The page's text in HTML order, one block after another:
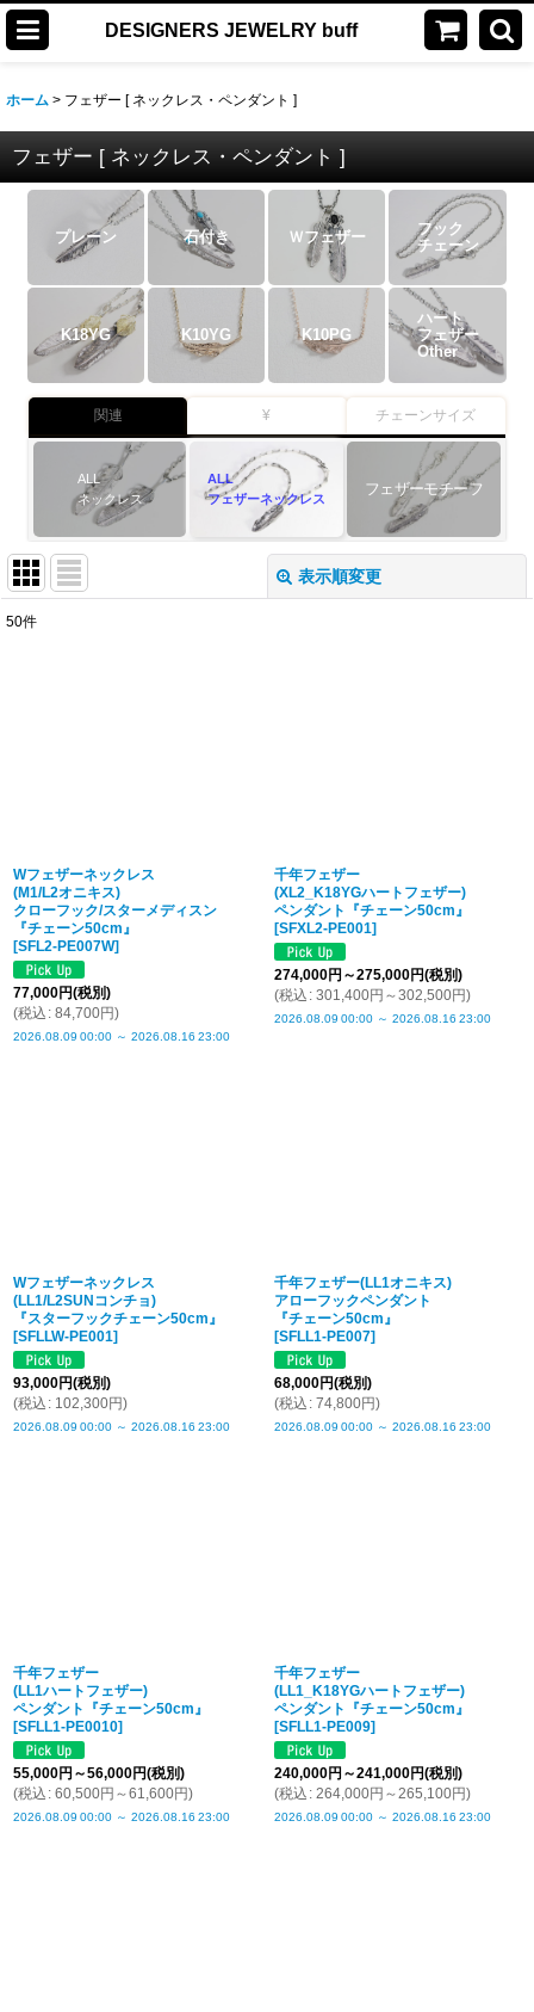
DESIGNERS JEWELRY buff
ホーム > フェザー [ ネックレス・ペンダント ]
フェザー [ ネックレス・ペンダント ]
プレーン 石付き Ｗフェザー
フック
チェーン
K18YG K10YG K10PG
ハート
フェザー
Other
関連 ¥ チェーンサイズ
ALL
ネックレス
ALL
フェザーネックレス
フェザーモチーフ
表示順変更
50件
Wフェザーネックレス
(M1/L2オニキス)
クローフック/スターメディスン
『チェーン50cm』
[SFL2-PE007W]
77,000円(税別)
(税込 : 84,700円)
2026.08.09 00:00 ～ 2026.08.16 23:00
千年フェザー
(XL2_K18YGハートフェザー)
ペンダント『チェーン50cm』
[SFXL2-PE001]
274,000円 ～275,000円(税別)
(税込 : 301,400円 ～302,500円)
2026.08.09 00:00 ～ 2026.08.16 23:00
Wフェザーネックレス
(LL1/L2SUNコンチョ)
『スターフックチェーン50cm』
[SFLLW-PE001]
93,000円(税別)
(税込 : 102,300円)
2026.08.09 00:00 ～ 2026.08.16 23:00
千年フェザー(LL1オニキス)
アローフックペンダント
『チェーン50cm』
[SFLL1-PE007]
68,000円(税別)
(税込 : 74,800円)
2026.08.09 00:00 ～ 2026.08.16 23:00
千年フェザー
(LL1ハートフェザー)
ペンダント『チェーン50cm』
[SFLL1-PE0010]
55,000円 ～56,000円(税別)
(税込 : 60,500円 ～61,600円)
2026.08.09 00:00 ～ 2026.08.16 23:00
千年フェザー
(LL1_K18YGハートフェザー)
ペンダント『チェーン50cm』
[SFLL1-PE009]
240,000円 ～241,000円(税別)
(税込 : 264,000円 ～265,100円)
2026.08.09 00:00 ～ 2026.08.16 23:00